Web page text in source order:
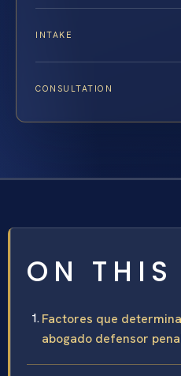
INTAKE
CONSULTATION
ON THIS
Factores que
abogado defensor